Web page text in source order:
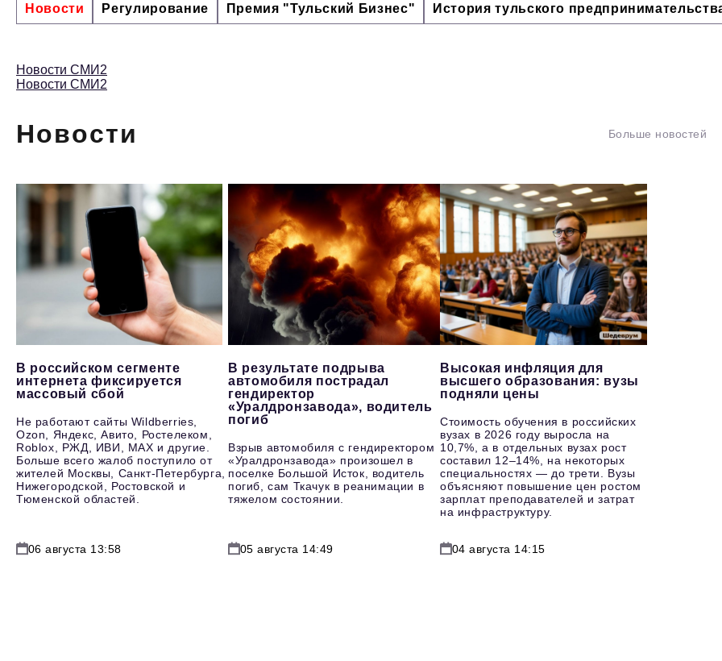
Новости Регулирование Премия "Тульский Бизнес" История тульского
Новости СМИ2
Новости СМИ2
Новости Больше новостей
В российском сегменте
интернета фиксируется
массовый сбой
Не работают сайты Wildberries,
Ozon, Яндекс, Авито, Ростелеком,
Roblox, РЖД, ИВИ, MAX и другие.
Больше всего жалоб поступило от
жителей Москвы, Санкт-Петербурга,
Нижегородской, Ростовской и
Тюменской областей.
06 августа 13:58
В результате подрыва
автомобиля пострадал
гендиректор
«Уралдронзавода», водитель
погиб
Взрыв автомобиля с гендиректором
«Уралдронзавода» произошел в
поселке Большой Исток, водитель
погиб, сам Ткачук в реанимации в
тяжелом состоянии.
05 августа 14:49
Высокая инфляция для
высшего образования: вузы
подняли цены
Стоимость обучения в российских
вузах в 2026 году выросла на
10,7%, а в отдельных вузах рост
составил 12–14%, на некоторых
специальностях — до трети. Вузы
объясняют повышение цен ростом
зарплат преподавателей и затрат
на инфраструктуру.
04 августа 14:15